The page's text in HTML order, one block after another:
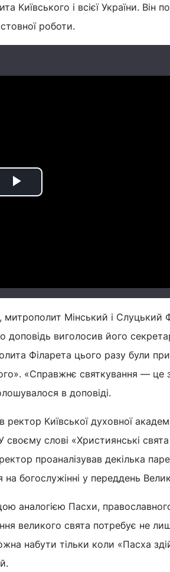
і всієї України. Він
роботи.
Play
Мінський і Слуцький
доповідь виголосив його
Філарета цього разу були
«Справжнє святкування ― це
в доповіді.
Київської духовної
своєму слові «Християнські
проаналізував декілька
богослужінні у переддень
аналогією Пасхи,
великого свята потребує не
набути тільки коли «Пасха